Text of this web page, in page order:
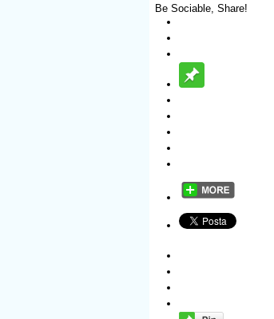
Be Sociable, Share!